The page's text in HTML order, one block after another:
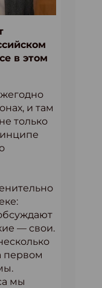
в этом
и там
только
— свои.
первом
мы